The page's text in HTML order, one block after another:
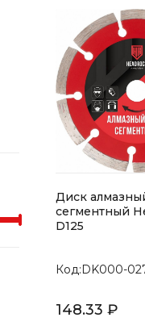
Диск
сегментный
D125
Код:DK000-
148.33 ₽